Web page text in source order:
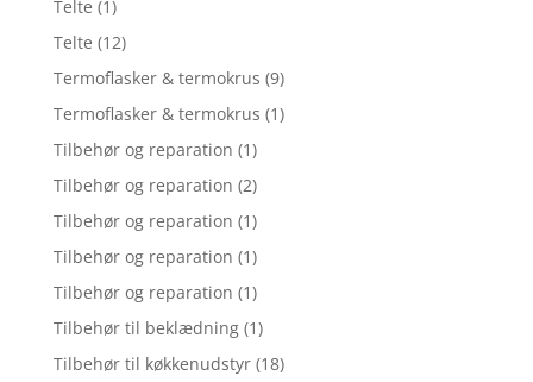
Telte (1)
Telte (12)
Termoflasker & termokrus (9)
Termoflasker & termokrus (1)
Tilbehør og reparation (1)
Tilbehør og reparation (2)
Tilbehør og reparation (1)
Tilbehør og reparation (1)
Tilbehør og reparation (1)
Tilbehør til beklædning (1)
Tilbehør til køkkenudstyr (18)